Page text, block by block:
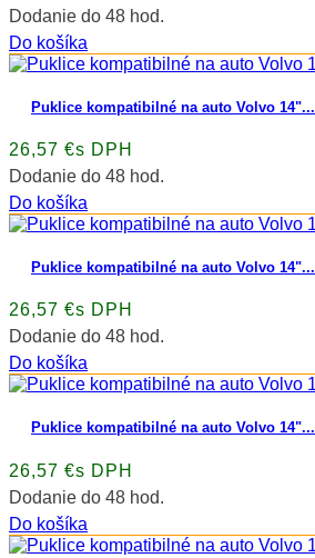
Dodanie do 48 hod.
Do košíka
Puklice kompatibilné na auto Volvo 14"...
26,57 €s DPH
Dodanie do 48 hod.
Do košíka
Puklice kompatibilné na auto Volvo 14"...
26,57 €s DPH
Dodanie do 48 hod.
Do košíka
Puklice kompatibilné na auto Volvo 14"...
26,57 €s DPH
Dodanie do 48 hod.
Do košíka